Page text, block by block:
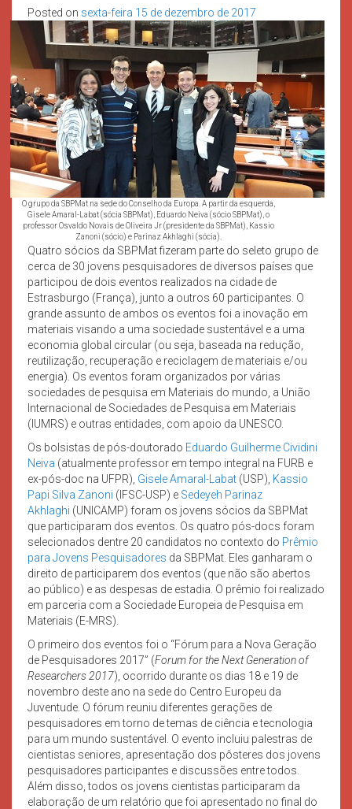
Posted on sexta-feira 15 de dezembro de 2017
O grupo da SBPMat na sede do Conselho da Europa. A partir da esquerda,
Gisele Amaral-Labat (sócia SBPMat), Eduardo Neiva (sócio SBPMat), o
professor Osvaldo Novais de Oliveira Jr (presidente da SBPMat), Kassio
Zanoni (sócio) e Parinaz Akhlaghi (sócia).
Quatro sócios da SBPMat fizeram parte do seleto grupo de
cerca de 30 jovens pesquisadores de diversos países que
participou de dois eventos realizados na cidade de
Estrasburgo (França), junto a outros 60 participantes. O
grande assunto de ambos os eventos foi a inovação em
materiais visando a uma sociedade sustentável e a uma
economia global circular (ou seja, baseada na redução,
reutilização, recuperação e reciclagem de materiais e/ou
energia). Os eventos foram organizados por várias
sociedades de pesquisa em Materiais do mundo, a União
Internacional de Sociedades de Pesquisa em Materiais
(IUMRS) e outras entidades, com apoio da UNESCO.
Os bolsistas de pós-doutorado Eduardo Guilherme Cividini
Neiva (atualmente professor em tempo integral na FURB e
ex-pós-doc na UFPR), Gisele Amaral-Labat (USP), Kassio
Papi Silva Zanoni (IFSC-USP) e Sedeyeh Parinaz
Akhlaghi (UNICAMP) foram os jovens sócios da SBPMat
que participaram dos eventos. Os quatro pós-docs foram
selecionados dentre 20 candidatos no contexto do Prêmio
para Jovens Pesquisadores da SBPMat. Eles ganharam o
direito de participarem dos eventos (que não são abertos
ao público) e as despesas de estadia. O prêmio foi realizado
em parceria com a Sociedade Europeia de Pesquisa em
Materiais (E-MRS).
O primeiro dos eventos foi o “Fórum para a Nova Geração
de Pesquisadores 2017” (Forum for the Next Generation of
Researchers 2017), ocorrido durante os dias 18 e 19 de
novembro deste ano na sede do Centro Europeu da
Juventude. O fórum reuniu diferentes gerações de
pesquisadores em torno de temas de ciência e tecnologia
para um mundo sustentável. O evento incluiu palestras de
cientistas seniores, apresentação dos pôsteres dos jovens
pesquisadores participantes e discussões entre todos.
Além disso, todos os jovens cientistas participaram da
elaboração de um relatório que foi apresentado no final do